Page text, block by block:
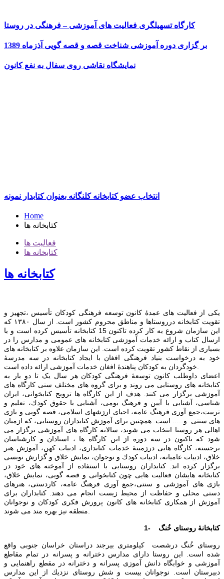
کارگاه تسهیلگری فعالیت های آموزشی – فرهنگی در روستا
بر گزاری دوره آموزشی شناخت قصه و قصه گویی آذزماه 1389
نمایشگاه نقاشی روی سفال به نفع کانون
انتخاب عضو کتابخانه کلنگانه بعنوان کتابدار نمونه
Home
کتابخانه ها
فعالیت ها
کتابخانه ها
کتابخانه ها
يكی از فعالیت های عمدۀ كانون توسعه فرهنگی كودكان تأسیس ،‌تجهیز و
تقويت كتابخانه درروستاها و مناطق محروم كشور است. از سال ١٣٨٠ كه
این سازمان شروع به كار كرده تاکنون 15 کتابخانه تأس‍یس کرده است و با
ارسال كتاب و ارائه خدمات آموزشی كتابخانه های عمومی و مدارس را در
بسی‍اری از نقاط كشور تقویت كرده است. این سازمان علاوه بر کتابخانه های
خود به درخواست بنیاد فرهنگی افغان با ایجاد کتابخانه در سه مدرسۀ
اعضای داوطلب كانون توسعۀ فرهنگی كودكان هر سال یک تا دو بار به
كتابخانه های روستایی می روند و برای گروه های مختلف سن‍ی كارگاه های
آموزشی برگزار می کنند. هدف از این کارگاه ها ترویج كتابخوانی، ايران
شناسی، آشنایی با آیین و فرهنگ بومی، آشنایی با حقوق كودك، تعليم و
تربيت،‌جمع آوری فرهنگ عامه، احیای ارزشهای اسلامی، قصه گویی و بازی
های سنتی و….. است. همچنين برای آموزش كتابداران روستایی، ‌كه ازمیان
اهالی هر روستا انتخاب می شوند، سالانه كارگاه های آموزشی برگزار می
شود كه تاكنون در سه دوره از این کارگاه ها ،‌ استادان و كارشناسان
برجسته، كارگاه هایی درزمینۀ خدمات كتابداری، ادبيات كهن، آموزش هنر
خلاق، ادبيات عاميانه، ادبيات كودك و نوجوان، نمایش خلاق و گزارش نویسی
برگزار كرده اند. كتابداران روستایی با استفاده از آموخته های خود در
كتابخانه هایشان فعالیت هایی چون كتابخوانی و قصه گویی، نمايش خلاق،
بازی های آموزشی و سنتی،‌جمع آوری فرهنگ عامه، كاردستی، هنرهای
دستی محلی و حفاظت از محيط زیست انجام می دهند. كتابداران برای
آموزش از همكاری كتابخانه های كانون پرورش فكری كودكان و نوجوانان
1- کتابخانۀ روستای خُنگ
روستای خُنگ درشصت كیلومتری بيرجند دراستان خراسان جنوبی واقع
شده است. این روستا دارای مدارس دخترانه و پسرانه در تمام مقاطع
آموزشی و خوابگاه دانش آموزی پسرانه و دخترانه در مقطع راهنمایی و
دبيرستان است. نوجوانان بیست و شش روستای نزدیك از این مدارس